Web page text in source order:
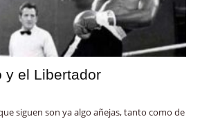
y el Libertador
que siguen son ya algo añejas, tanto como de